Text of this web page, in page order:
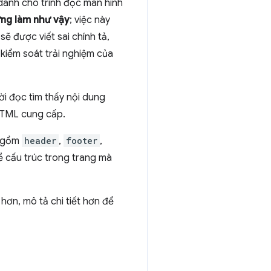
cho trình đọc màn hình
làm như vậy; việc này
được viết sai chính tả,
soát trải nghiệm của
đọc tìm thấy nội dung
cung cấp.
header , footer ,
cấu trúc trong trang mà
mô tả chi tiết hơn để